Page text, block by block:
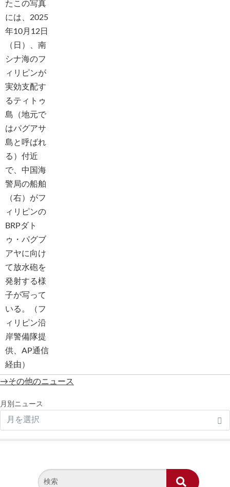
→その他のニュース
月別ニュース